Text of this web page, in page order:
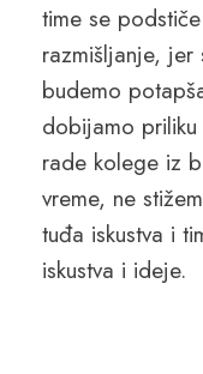
time se
razmišljanje,
budemo
dobijamo
rade kolege iz
vreme, ne
tuđa iskustva i
iskustva i ideje.